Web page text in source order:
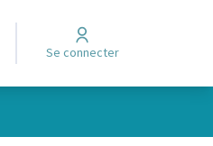
Se connecter